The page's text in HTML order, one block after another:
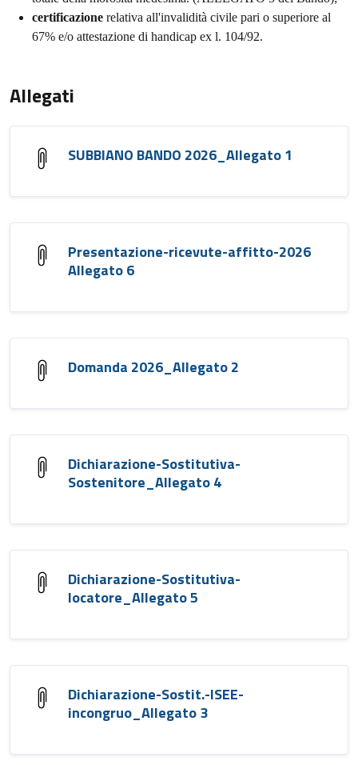
certificazione relativa all'invalidità civile pari o superiore al
67% e/o attestazione di handicap ex l. 104/92.
Allegati
SUBBIANO BANDO 2026_Allegato 1
Presentazione-ricevute-affitto-2026
Allegato 6
Domanda 2026_Allegato 2
Dichiarazione-Sostitutiva-
Sostenitore_Allegato 4
Dichiarazione-Sostitutiva-
locatore_Allegato 5
Dichiarazione-Sostit.-ISEE-
incongruo_Allegato 3